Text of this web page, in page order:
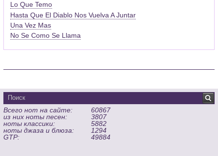
банджо и множества других инструментов и ансамблей в
виде табулатур или нотной графики (при создании
табулатуры отображается соответствующая ей строчка с
нотами и наоборот);
Встроенный определитель и визуализатор аккордов для
гитары;
Экспортирование музыкальных партитур в MIDI, ASCII,
MusicXML, WAV, PNG, PDF, GP5 (в Guitar Pro 6), подготовка к
печати;
Импортирование из MIDI, ASCII,MusicXML, Power Tab (.ptb),
Lo Que Temo
Hasta Que El Diablo Nos Vuelva A Juntar
Una Vez Mas
No Se Como Se Llama
Всего нот на сайте:
60867
из них ноты песен:
3807
ноты классики:
5882
ноты джаза и блюза:
1294
GTP:
49884